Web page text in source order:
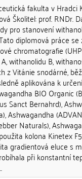
fakulta v
Školitel: prof. RNDr.
pro stanovení
diplomová práce
chromatografie
withanolidu B,
z Vitánie snodárné,
aplikována k
BIO Organic
Sanct Bernahrd),
Ashwagandha
Naturals),
kolona Kinetex
gradientová eluce s
při konstantní